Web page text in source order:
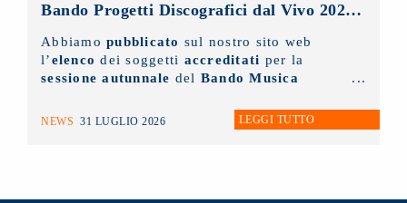
Bando Progetti Discografici dal Vivo 2025 – 2026: pubblicato l’elenco accreditati sessione autunnale
Abbiamo pubblicato sul nostro sito web
l’elenco dei soggetti accreditati per la
sessione autunnale del Bando Musica
2025 - 2026.
NEWS 31 LUGLIO 2026 LEGGI TUTTO